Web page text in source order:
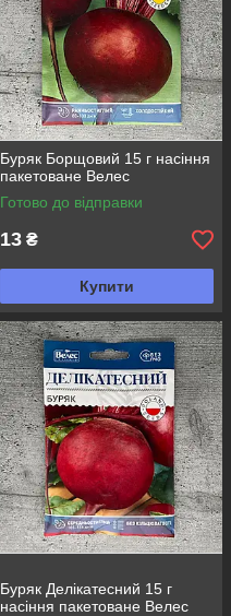
Буряк Борщовий 15 г насіння
пакетоване Велес
Готово до відправки
13 ₴
Купити
Буряк Делікатесний 15 г
насіння пакетоване Велес